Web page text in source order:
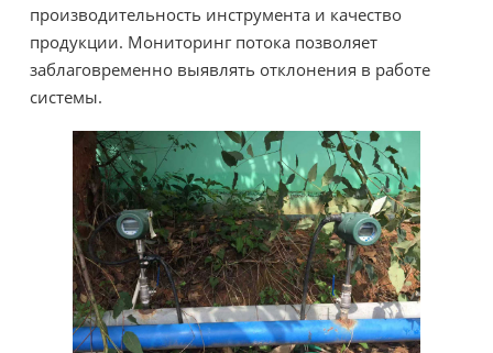
производительность инструмента и качество
продукции. Мониторинг потока позволяет
заблаговременно выявлять отклонения в работе
системы.